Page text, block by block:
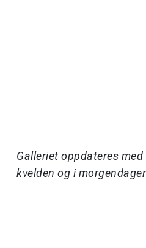
Galleriet oppdateres
kvelden og i